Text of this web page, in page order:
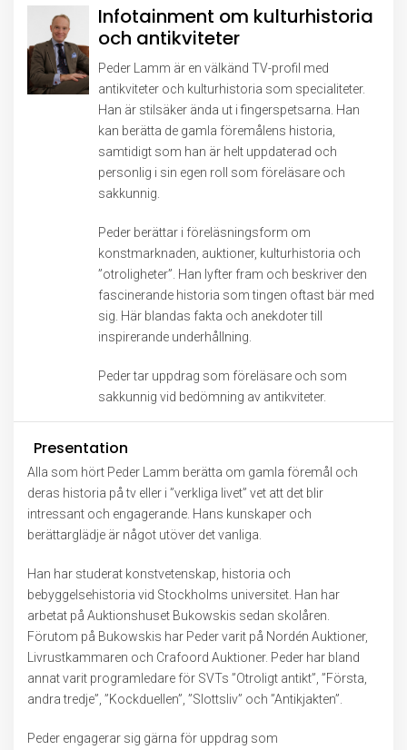
Infotainment om kulturhistoria
och antikviteter
Peder Lamm är en välkänd TV-profil med
antikviteter och kulturhistoria som specialiteter.
Han är stilsäker ända ut i fingerspetsarna. Han
kan berätta de gamla föremålens historia,
samtidigt som han är helt uppdaterad och
personlig i sin egen roll som föreläsare och
sakkunnig.
Peder berättar i föreläsningsform om
konstmarknaden, auktioner, kulturhistoria och
”otroligheter”. Han lyfter fram och beskriver den
fascinerande historia som tingen oftast bär med
sig. Här blandas fakta och anekdoter till
inspirerande underhållning.
Peder tar uppdrag som föreläsare och som
sakkunnig vid bedömning av antikviteter.
Presentation
Alla som hört Peder Lamm berätta om gamla föremål och
deras historia på tv eller i ”verkliga livet” vet att det blir
intressant och engagerande. Hans kunskaper och
berättarglädje är något utöver det vanliga.
Han har studerat konstvetenskap, historia och
bebyggelsehistoria vid Stockholms universitet. Han har
arbetat på Auktionshuset Bukowskis sedan skolåren.
Förutom på Bukowskis har Peder varit på Nordén Auktioner,
Livrustkammaren och Crafoord Auktioner. Peder har bland
annat varit programledare för SVTs ”Otroligt antikt”, ”Första,
andra tredje”, ”Kockduellen”, ”Slottsliv” och ”Antikjakten”.
Peder engagerar sig gärna för uppdrag som